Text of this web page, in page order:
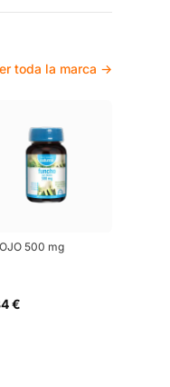
toda la marca →
500 mg
€